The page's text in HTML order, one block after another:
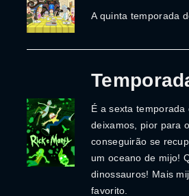
A quinta temporada
É a sexta
deixamos, pior para
conseguirão se
um oceano de mijo!
dinossauros! Mais
favorito.